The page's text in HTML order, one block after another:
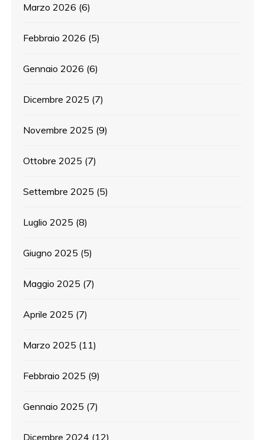
Marzo 2026 (6)
Febbraio 2026 (5)
Gennaio 2026 (6)
Dicembre 2025 (7)
Novembre 2025 (9)
Ottobre 2025 (7)
Settembre 2025 (5)
Luglio 2025 (8)
Giugno 2025 (5)
Maggio 2025 (7)
Aprile 2025 (7)
Marzo 2025 (11)
Febbraio 2025 (9)
Gennaio 2025 (7)
Dicembre 2024 (12)